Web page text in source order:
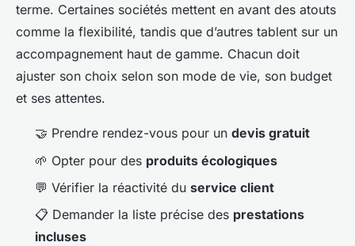
terme. Certaines sociétés mettent en avant des atouts
comme la flexibilité, tandis que d’autres tablent sur un
accompagnement haut de gamme. Chacun doit
ajuster son choix selon son mode de vie, son budget
et ses attentes.
🤝 Prendre rendez-vous pour un devis gratuit
🌱 Opter pour des produits écologiques
💬 Vérifier la réactivité du service client
📋 Demander la liste précise des prestations
incluses